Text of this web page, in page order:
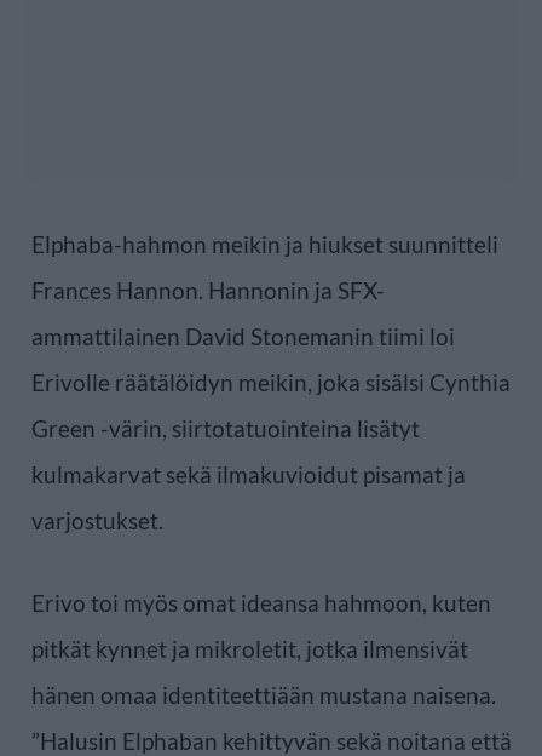
Elphaba-hahmon meikin ja hiukset suunnitteli
Frances Hannon. Hannonin ja SFX-
ammattilainen David Stonemanin tiimi loi
Erivolle räätälöidyn meikin, joka sisälsi Cynthia
Green -värin, siirtotatuointeina lisätyt
kulmakarvat sekä ilmakuvioidut pisamat ja
varjostukset.
Erivo toi myös omat ideansa hahmoon, kuten
pitkät kynnet ja mikroletit, jotka ilmensivät
hänen omaa identiteettiään mustana naisena.
”Halusin Elphaban kehittyvän sekä noitana että